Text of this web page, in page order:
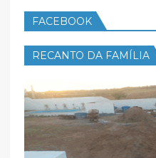
FACEBOOK
RECANTO DA FAMÍLIA